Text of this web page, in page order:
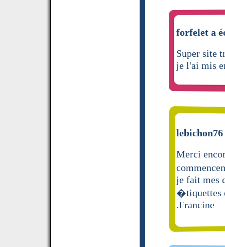
forfelet a
Super
je l'ai mis
Merci
je fait mes
�tiquettes
.Francine